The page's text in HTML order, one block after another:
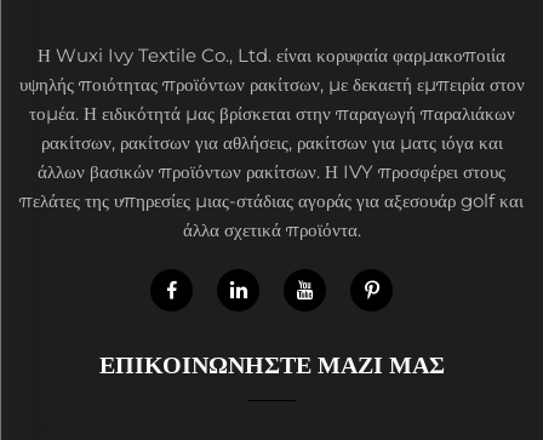
Η Wuxi Ivy Textile Co., Ltd. είναι κορυφαία φαρμακοποιία
υψηλής ποιότητας προϊόντων ρακίτσων, με δεκαετή εμπειρία στον
τομέα. Η ειδικότητά μας βρίσκεται στην παραγωγή παραλιάκων
ρακίτσων, ρακίτσων για αθλήσεις, ρακίτσων για ματς ιόγα και
άλλων βασικών προϊόντων ρακίτσων. Η IVY προσφέρει στους
πελάτες της υπηρεσίες μιας-στάδιας αγοράς για αξεσουάρ golf και
άλλα σχετικά προϊόντα.
ΕΠΙΚΟΙΝΩΝΗΣΤΕ ΜΑΖΙ ΜΑΣ